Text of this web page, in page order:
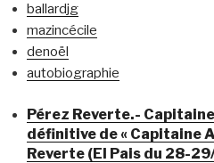
ballardjg
mazincécile
denoël
autobiographie
Pérez Reverte.-
définitive de « Capitaine
Reverte (El Pais du 28-